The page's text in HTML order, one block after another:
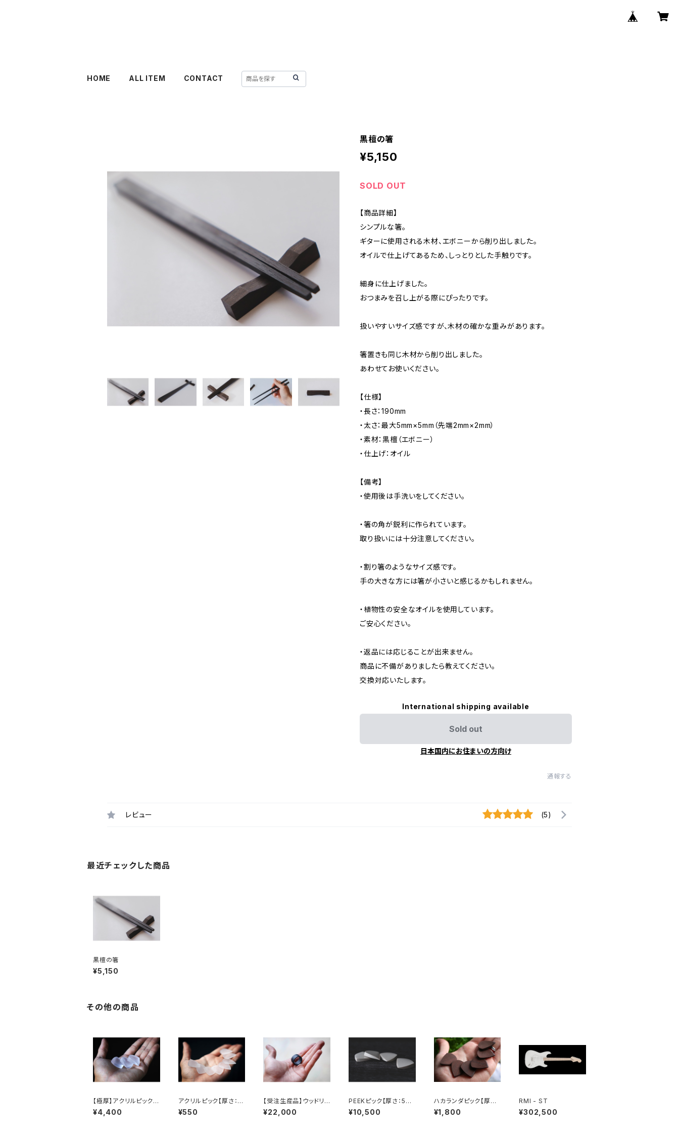
HOME ALL ITEM CONTACT
黒檀の箸
¥5,150
SOLD OUT
【商品詳細】
シンプルな箸。
ギターに使用される木材、エボニーから削り出しました。
オイルで仕上げてあるため、しっとりとした手触りです。
細身に仕上げました。
おつまみを召し上がる際にぴったりです。
扱いやすいサイズ感ですが、木材の確かな重みがあります。
箸置きも同じ木材から削り出しました。
あわせてお使いください。
【仕様】
・長さ：190mm
・太さ：最大5mm×5mm（先端2mm×2mm）
・素材：黒檀（エボニー）
・仕上げ：オイル
【備考】
・使用後は手洗いをしてください。
・箸の角が鋭利に作られています。
取り扱いには十分注意してください。
・割り箸のようなサイズ感です。
手の大きな方には箸が小さいと感じるかもしれません。
・植物性の安全なオイルを使用しています。
ご安心ください。
・返品には応じることが出来ません。
商品に不備がありましたら教えてください。
交換対応いたします。
International shipping available
Sold out
日本国内にお住まいの方向け
通報する
レビュー (5)
最近チェックした商品
黒檀の箸
¥5,150
その他の商品
【極厚】アクリルピック
【厚さ：10mm】
¥4,400
アクリルピック【厚さ：2
mm】
¥550
【受注生産品】ウッドリン
グ【送料無料】Wood ri
ng
¥22,000
PEEKピック【厚さ：5m
m】
¥10,500
ハカランダピック【厚さ：
2.5mm】
¥1,800
RMI - ST
¥302,500